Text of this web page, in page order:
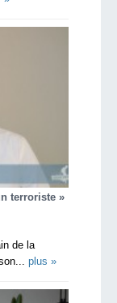
terroriste »
de la
plus »